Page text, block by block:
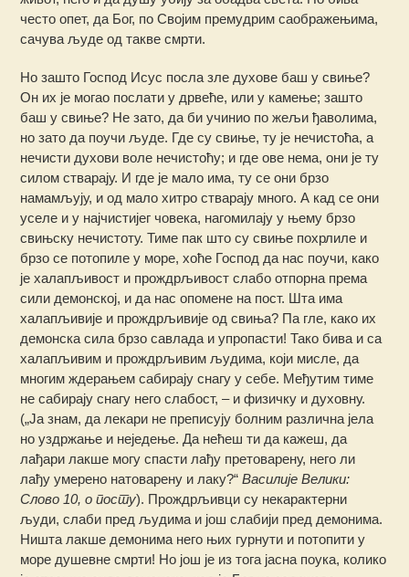
често опет, да Бог, по Својим премудрим саображењима,
сачува људе од такве смрти.
Но зашто Господ Исус посла зле духове баш у свиње?
Он их је могао послати у дрвеће, или у камење; зашто
баш у свиње? Не зато, да би учинио по жељи ђаволима,
но зато да поучи људе. Где су свиње, ту је нечистоћа, а
нечисти духови воле нечистоћу; и где ове нема, они је ту
силом стварају. И где је мало има, ту се они брзо
намамљују, и од мало хитро стварају много. А кад се они
уселе и у најчистијег човека, нагомилају у њему брзо
свињску нечистоту. Тиме пак што су свиње похрлиле и
брзо се потопиле у море, хоће Господ да нас поучи, како
је халапљивост и прождрљивост слабо отпорна према
сили демонској, и да нас опомене на пост. Шта има
халапљивије и прождрљивије од свиња? Па гле, како их
демонска сила брзо савлада и упропасти! Тако бива и са
халапљивим и прождрљивим људима, који мисле, да
многим ждерањем сабирају снагу у себе. Међутим тиме
не сабирају снагу него слабост, – и физичку и духовну.
(„Ја знам, да лекари не преписују болним различна јела
но уздржање и неједење. Да нећеш ти да кажеш, да
лађари лакше могу спасти лађу претоварену, него ли
лађу умерено натоварену и лаку?“Василије Велики:
Слово 10, о посту). Прождрљивци су некарактерни
људи, слаби пред људима и још слабији пред демонима.
Ништа лакше демонима него њих гурнути и потопити у
море душевне смрти! Но још је из тога јасна поука, колико